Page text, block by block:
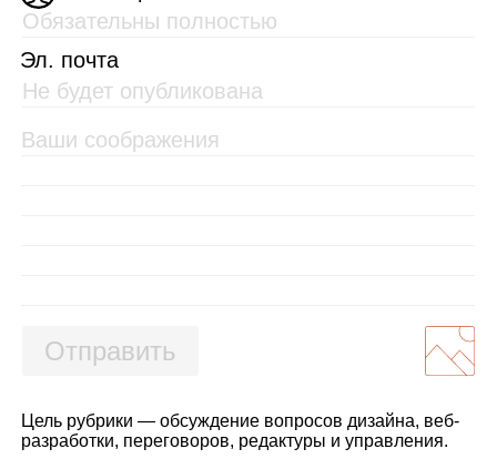
Эл. почта
Отправить
Цель рубрики — обсуждение вопросов дизайна, веб-
разработки, переговоров, редактуры и управления.